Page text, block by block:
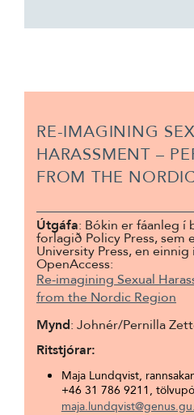
RE-IMAGINING
HARASSMENT –
FROM THE
Útgáfa: Bókin er fáanleg í
forlagið Policy Press, sem
University Press, en
OpenAccess:
Re-imagining Sexual
from the Nordic Region
Mynd: Johnér/Pernilla
Ritstjórar:
Maja Lundqvist,
+46 31 786 9211,